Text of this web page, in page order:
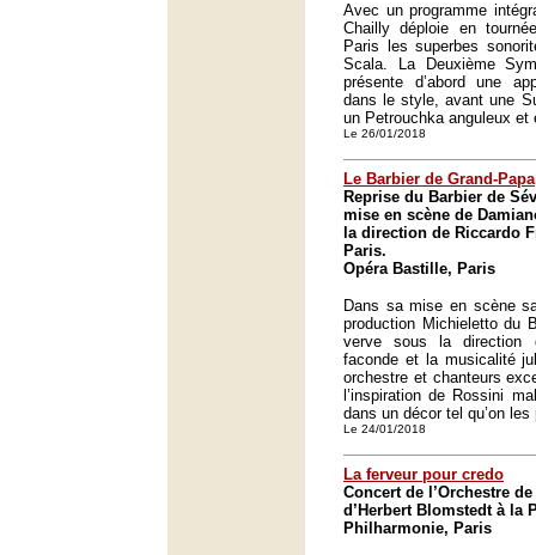
Avec un programme
Chailly déploie en
Paris les superbes
Scala. La Deuxième
présente d’abord une
dans le style, avant une
un Petrouchka anguleux et
Le 26/01/2018
Le Barbier de Grand-Papa
Reprise du Barbier de
mise en scène de
la direction de Riccardo
Paris.
Opéra Bastille, Paris
Dans sa mise en scène
production Michieletto du
verve sous la direction
faconde et la musicalité
orchestre et chanteurs
l’inspiration de Rossini
dans un décor tel qu’on
Le 24/01/2018
La ferveur pour credo
Concert de l’Orchestre
d’Herbert Blomstedt à la
Philharmonie, Paris